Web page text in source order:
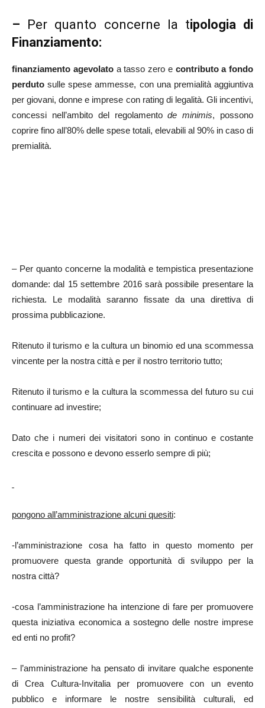
– Per quanto concerne la tipologia di
Finanziamento:
finanziamento agevolatoa tasso zero e contributo a fondo
perdutosulle spese ammesse, con una premialità aggiuntiva
per giovani, donne e imprese con rating di legalità. Gli incentivi,
concessi nell’ambito del regolamentode minimis, possono
coprire fino all’80% delle spese totali, elevabili al 90% in caso di
premialità.
– Per quanto concerne la modalità e tempistica presentazione
domande: dal 15 settembre 2016 sarà possibile presentare la
richiesta. Le modalità saranno fissate da una direttiva di
prossima pubblicazione.
Ritenuto il turismo e la cultura un binomio ed una scommessa
vincente per la nostra città e per il nostro territorio tutto;
Ritenuto il turismo e la cultura la scommessa del futuro su cui
continuare ad investire;
Dato che i numeri dei visitatori sono in continuo e costante
crescita e possono e devono esserlo sempre di più;
pongono all’amministrazione alcuni quesiti:
-l’amministrazione cosa ha fatto in questo momento per
promuovere questa grande opportunità di sviluppo per la
nostra città?
-cosa l’amministrazione ha intenzione di fare per promuovere
questa iniziativa economica a sostegno delle nostre imprese
ed enti no profit?
– l’amministrazione ha pensato di invitare qualche esponente
di Crea Cultura-Invitalia per promuovere con un evento
pubblico e informare le nostre sensibilità culturali, ed